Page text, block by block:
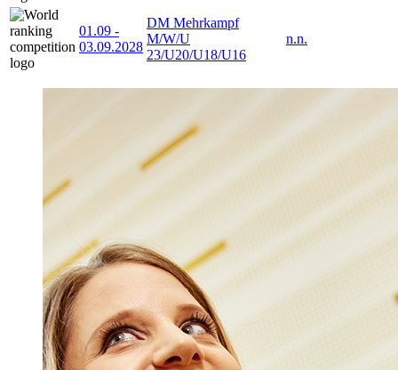
01.09 -
03.09.2028
DM Mehrkampf
M/W/U
23/U20/U18/U16
n.n.